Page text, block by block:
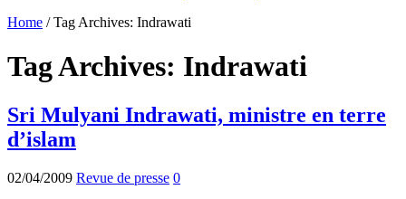
Home / Tag Archives: Indrawati
Tag Archives: Indrawati
Sri Mulyani Indrawati, ministre en terre
d’islam
02/04/2009 Revue de presse 0